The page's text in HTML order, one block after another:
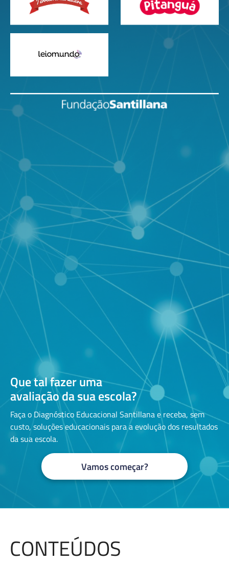
Que tal fazer uma
avaliação da sua escola?
Faça o Diagnóstico Educacional Santillana e receba, sem
custo, soluções educacionais para a evolução dos resultados
da sua escola.
Vamos começar?
CONTEÚDOS